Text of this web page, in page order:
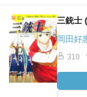
三銃士
岡田好
310